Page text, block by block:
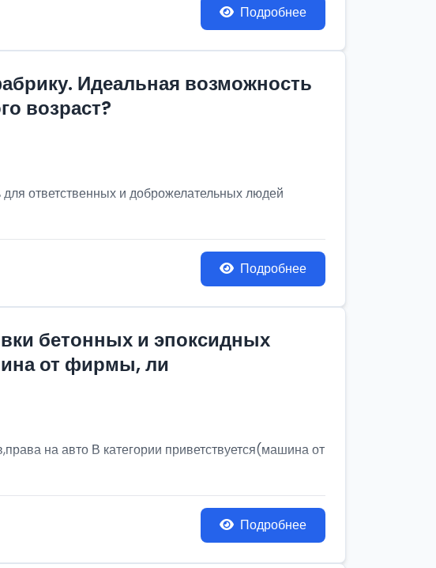
Подробнее
Идеальная возможность
возраст?
ответственных и доброжелательных людей
Подробнее
бетонных и эпоксидных
от фирмы, ли
на авто В категории приветствуется(машина от
Подробнее